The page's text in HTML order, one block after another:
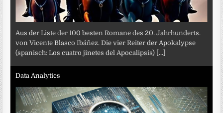
Aus der Liste der 100 besten Romane des 20. Jahrhunderts.
von Vicente Blasco Ibáñez. Die vier Reiter der Apokalypse
(spanisch: Los cuatro jinetes del Apocalipsis) [...]
Data Analytics